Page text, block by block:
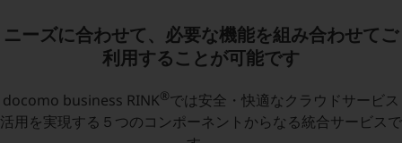
沿革
事業拠点
グループ会社
ニーズに合わせて、必要な機能を組み合わせてご
利用することが可能です
docomo business RINK®では安全・快適なクラウドサービス
活用を実現する５つのコンポーネントからなる統合サービスで